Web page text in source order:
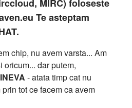
MIRC) foloseste
Te asteptam
chip, nu avem varsta... Am
oricum... dar putem,
- atata timp cat nu
tot ce facem ca avem